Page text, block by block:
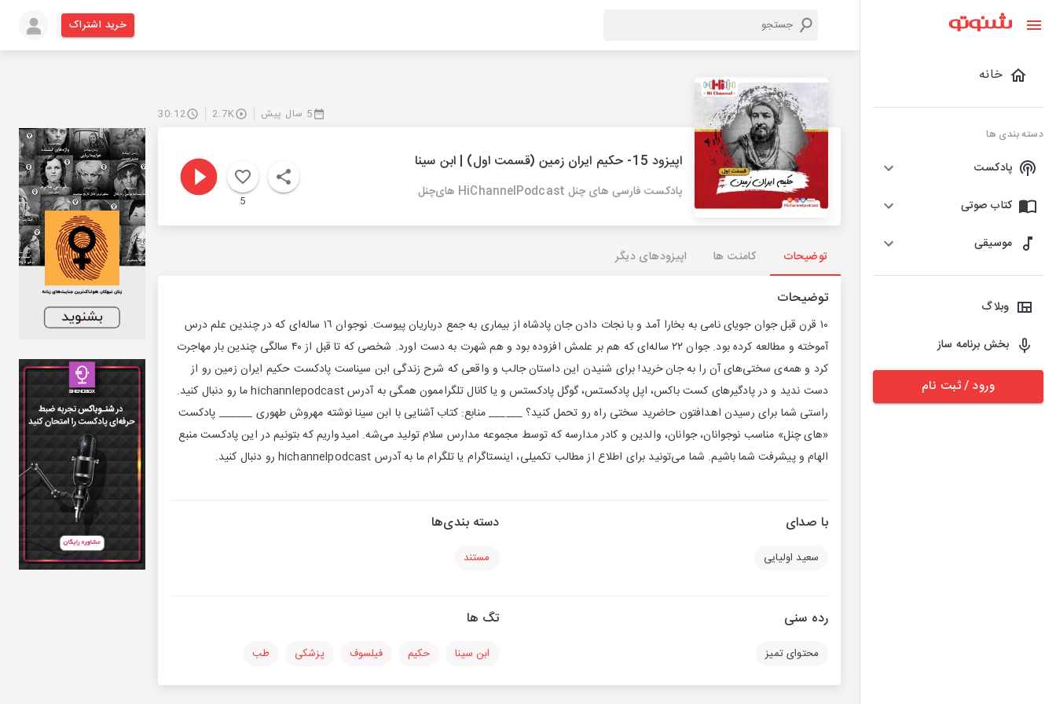
خانه
دسته بندی ها
پادکست
کتاب صوتی
موسیقی
وبلاگ
بخش برنامه ساز
ورود / ثبت نام
خرید اشتراک
5 سال پیش 2.7K
30:12
اپیزود 15- حکیم ایران زمین (قسمت اول) | ابن سینا
پادکست فارسی های چنل HiChannelPodcast های‌چنل
5
توضیحات کامنت ها اپیزودهای دیگر
توضیحات
١٠ قرن قبل جوان جویای نامی به بخارا آمد و با نجات دادن جان پادشاه از بیماری به جمع درباریان پیوست. نوجوان ١٦ ساله‌ای که در چندين علم درس
آموخته و مطالعه کرده بود. جوان ۲۲ ساله‌ای که هم بر علمش افزوده بود و هم شهرت به دست اورد. شخصی که تا قبل از ۴۰ سالگی چندین بار مهاجرت
کرد و همه‌ی سختی‌های آن را به جان خرید! برای شنیدن این داستان جالب و واقعی که شرح زندگی ابن سیناست پادکست حکیم ایران زمین رو از
دست ندید و در پادگیرهای کست باکس، اپل پادکستس، گوگل پادکستس و یا کانال تلگراممون همگی به آدرس hichannlepodcast ما رو دنبال کنید.
راستی شما برای رسیدن اهدافتون حاضرید سختی راه رو تحمل کنید؟ ______ منابع: كتاب آشنایی با ابن سینا نوشته مهروش طهوری ______ پادکست
«های چنل» مناسب نوجوانان، جوانان، والدین و کادر مدارسه که توسط مجموعه مدارس سلام تولید می‌شه. امیدواریم که بتونیم در این پادکست منبع
الهام و پیشرفت شما باشیم. شما می‌تونید برای اطلاع از مطالب تکمیلی، اینستاگرام یا تلگرام ما به آدرس hichannelpodcast رو دنبال کنید.
با صدای
سعید اولیایی
دسته بندی‌ها
مستند
رده سنی
محتوای تمیز
تگ ها
ابن سینا حکیم فیلسوف پزشکی طب